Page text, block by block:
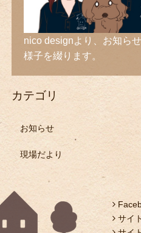
nico designより、お知ら
様子を綴ります。
カテゴリ
お知らせ
現場だより
サイ